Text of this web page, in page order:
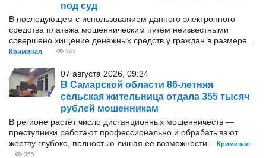
под суд
В последующем с использованием данного электронного
средства платежа мошенническим путем неизвестными
совершено хищение денежных средств у граждан в размере...
Криминал 343
07 августа 2026, 09:24
В Самарской области 86-летняя
сельская жительница отдала 355 тысяч
рублей мошенникам
В регионе растёт число дистанционных мошенничеств —
преступники работают профессионально и обрабатывают
жертву глубоко, полностью лишая ее возможности...
Криминал
355